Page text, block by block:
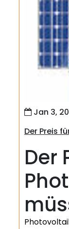
Jan 3,
Der Preis
Der